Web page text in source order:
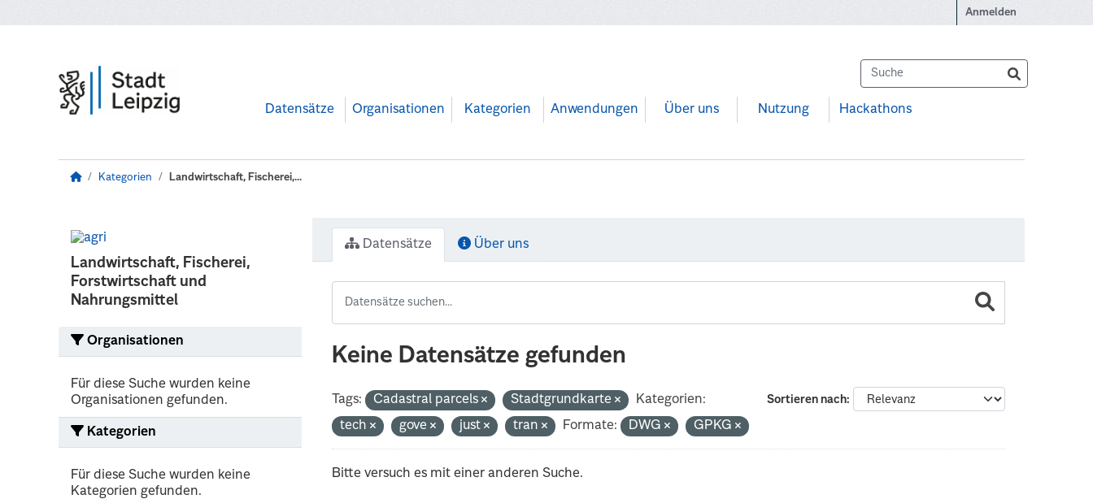
Anmelden
Datensätze Organisationen Kategorien Anwendungen Über uns Nutzung Hackathons
Kategorien Landwirtschaft, Fischerei,...
Landwirtschaft, Fischerei,
Forstwirtschaft und
Nahrungsmittel
Organisationen
Für diese Suche wurden keine
Organisationen gefunden.
Kategorien
Für diese Suche wurden keine
Kategorien gefunden.
Datensätze Über uns
Keine Datensätze gefunden
Sortieren nach
Tags: Cadastral parcels Stadtgrundkarte
Kategorien:
tech
gove just tran Formate: DWG GPKG
Bitte versuch es mit einer anderen Suche.